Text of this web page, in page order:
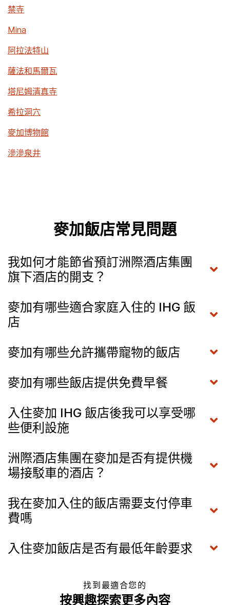
禁寺
Mina
阿拉法特山
薩法和馬爾瓦
塔尼姆清真寺
希拉洞穴
麥加博物館
滲滲泉井
麥加飯店常見問題
我如何才能節省預訂洲際酒店集團
旗下酒店的開支？
麥加有哪些適合家庭入住的 IHG 飯
店
麥加有哪些允許攜帶寵物的飯店
麥加有哪些飯店提供免費早餐
入住麥加 IHG 飯店後我可以享受哪
些便利設施
洲際酒店集團在麥加是否有提供機
場接駁車的酒店？
我在麥加入住的飯店需要支付停車
費嗎
入住麥加飯店是否有最低年齡要求
找到最適合您的
按興趣探索更多內容